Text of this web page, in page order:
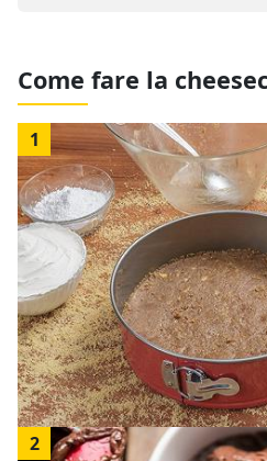
Come fare la
1
2